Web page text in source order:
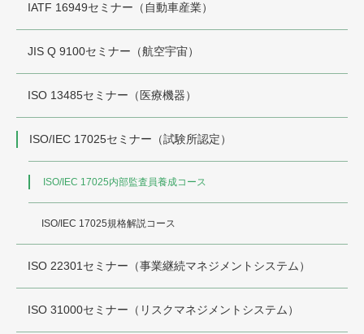
IATF 16949セミナー（自動車産業）
JIS Q 9100セミナー（航空宇宙）
ISO 13485セミナー（医療機器）
ISO/IEC 17025セミナー（試験所認定）
ISO/IEC 17025内部監査員養成コース
ISO/IEC 17025規格解説コース
ISO 22301セミナー（事業継続マネジメントシステム）
ISO 31000セミナー（リスクマネジメントシステム）